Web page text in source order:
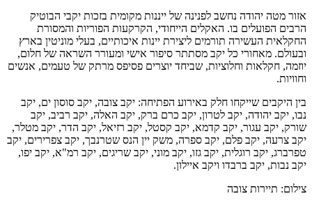
אזור מטה יהודה נחשב לפנינה של ייננות מקומית בזכות יקבי הבוטיק
הרבים הפועלים בו. האקלים הייחודי, הקרקעות הפוריות והמסורת
החקלאית העשירה תורמים ליצירת יינות איכותיים, בעלי מוניטין בארץ
ובעולם. מאחורי כל יקב מסתתר סיפור אישי ומעורר השראה של חלום,
יוזמה, חקלאות וחלוציות, שביחד יוצרים פסיפס מרתק של טעמים, אנשים
וחוויות.
בין היקבים שייקחו חלק באירוע הפתיחה: יקב צובה, יקב סוסון ים, יקב
נבו, יקב יהודה, יקב לטרון, יקב כרם ברק, יקב האלה, יקב רביב, יקב
שורק, יקב עגור, יקב קדמא, יקב קסטל, יקב רזיאל, יקב הדר, יקב מטלר,
יקב צרעה, יקב פלם, יקב ספרה, משק יין הנס שטרנבך, יקב צפרירים, יקב
טפרברג, יקב רוגלית, יקב גזו, יקב מוני, יקב שריגים, יקב רמ"א, יקב יפו,
יקב נבות, יקב ברבדו ויקב איילון.
צילום: תיירות צובה